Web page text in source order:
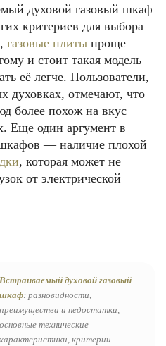
духовой газовый шкаф
критериев для выбора
газовые плиты проще
и стоит такая модель
её легче. Пользователи,
духовках, отмечают, что
более похож на вкус
Еще один аргумент в
— наличие плохой
, которая может не
от электрической
Встраиваемый духовой газовый
шкаф: разновидности,
преимущества и недостатки,
основные технические
характеристики, критерии